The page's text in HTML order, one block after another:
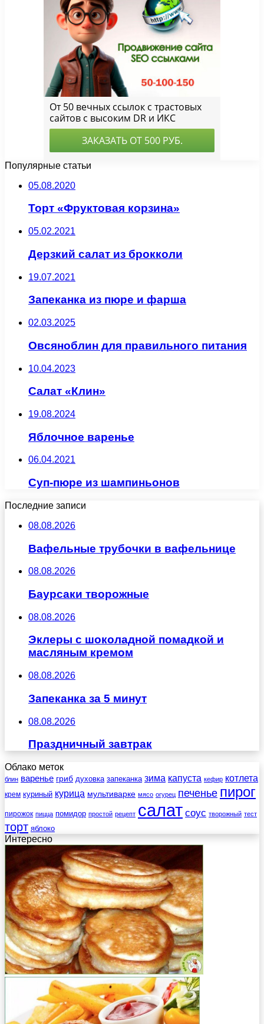
Популярные статьи
05.08.2020
Торт «Фруктовая корзина»
05.02.2021
Дерзкий салат из брокколи
19.07.2021
Запеканка из пюре и фарша
02.03.2025
Овсяноблин для правильного питания
10.04.2023
Салат «Клин»
19.08.2024
Яблочное варенье
06.04.2021
Суп-пюре из шампиньонов
Последние записи
08.08.2026
Вафельные трубочки в вафельнице
08.08.2026
Баурсаки творожные
08.08.2026
Эклеры с шоколадной помадкой и
масляным кремом
08.08.2026
Запеканка за 5 минут
08.08.2026
Праздничный завтрак
Облако меток
блин варенье гриб духовка запеканка зима капуста кефир котлета
крем куриный курица мультиварке мясо огурец печенье пирог
пирожок пицца помидор простой рецепт салат соус творожный тест
торт яблоко
Интересно